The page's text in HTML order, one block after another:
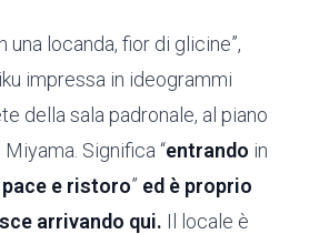
una locanda, fior di glicine”,
impressa in ideogrammi
della sala padronale, al piano
Significa “entrando in
e ristoro” ed è proprio
arrivando qui. Il locale è